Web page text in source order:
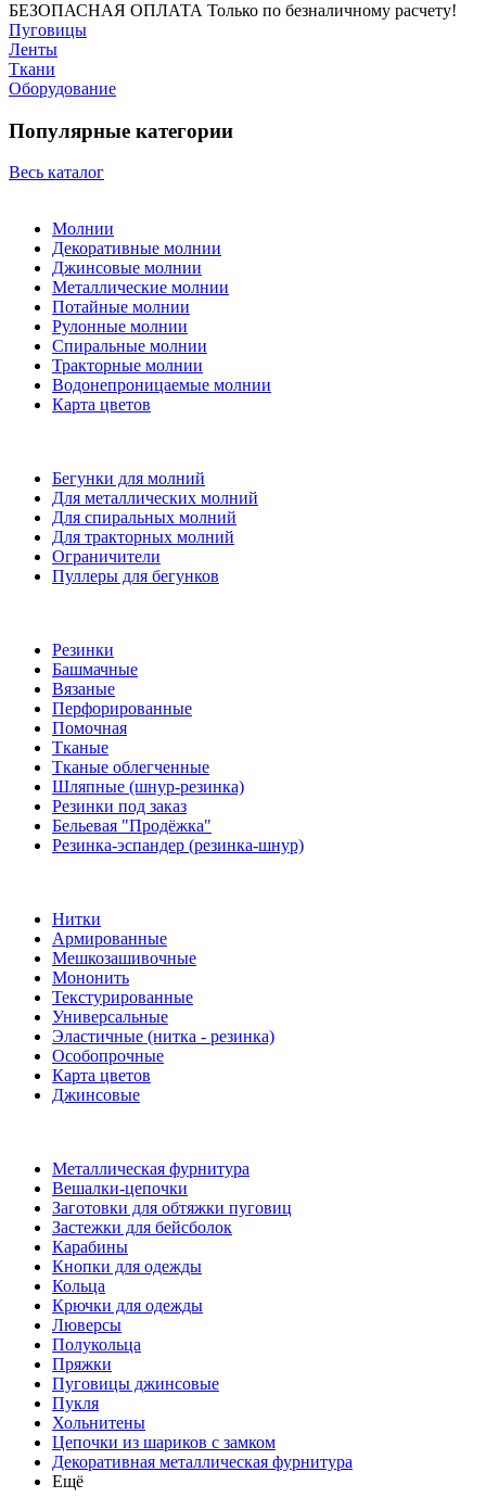
БЕЗОПАСНАЯ ОПЛАТА Только по безналичному расчету!
Пуговицы
Ленты
Ткани
Оборудование
Популярные категории
Весь каталог
Молнии
Декоративные молнии
Джинсовые молнии
Металлические молнии
Потайные молнии
Рулонные молнии
Спиральные молнии
Тракторные молнии
Водонепроницаемые молнии
Карта цветов
Бегунки для молний
Для металлических молний
Для спиральных молний
Для тракторных молний
Ограничители
Пуллеры для бегунков
Резинки
Башмачные
Вязаные
Перфорированные
Помочная
Тканые
Тканые облегченные
Шляпные (шнур-резинка)
Резинки под заказ
Бельевая "Продёжка"
Резинка-эспандер (резинка-шнур)
Нитки
Армированные
Мешкозашивочные
Мононить
Текстурированные
Универсальные
Эластичные (нитка - резинка)
Особопрочные
Карта цветов
Джинсовые
Металлическая фурнитура
Вешалки-цепочки
Заготовки для обтяжки пуговиц
Застежки для бейсболок
Карабины
Кнопки для одежды
Кольца
Крючки для одежды
Люверсы
Полукольца
Пряжки
Пуговицы джинсовые
Пукля
Хольнитены
Цепочки из шариков с замком
Декоративная металлическая фурнитура
Ещё